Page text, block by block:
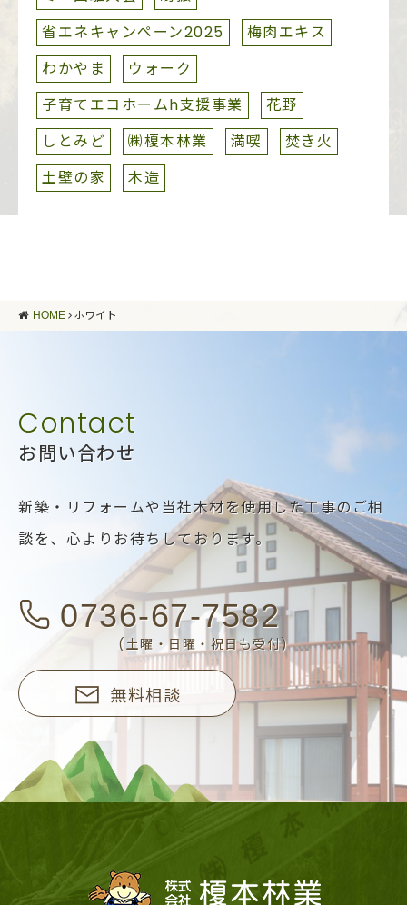
省エネキャンペーン2025
梅肉エキス
わかやま
ウォーク
子育てエコホームh支援事業
花野
しとみど
㈱榎本林業 満喫
焚き火
土壁の家
木造
HOME ホワイト
お問い合わせ
新築・リフォームや当社木材を使用した工事のご相
談を、 心よりお待ちしております。
0736-67-7582
(土曜・日曜・祝日も受付)
無料相談